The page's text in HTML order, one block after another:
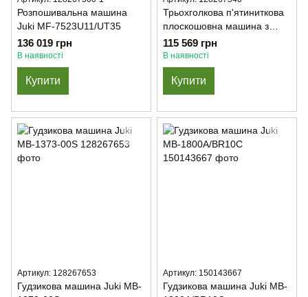
Розпошивальна машина
Juki MF-7523U11/UT35
136 019 грн
В наявності
Купити
Трьохголкова п'ятиниткова
плоскошовна машина з
циліндричною платформою
Juki MF-7923-U11-B64
115 569 грн
В наявності
Купити
Артикул: 128267653
Гудзикова машина Juki MB-
Артикул: 150143667
Гудзикова машина Juki MB-